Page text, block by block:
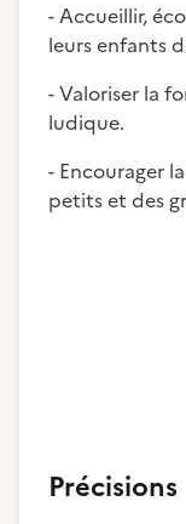
- Accueillir,
leurs enfants
- Valoriser la
ludique.
- Encourager
petits et des
Précisions